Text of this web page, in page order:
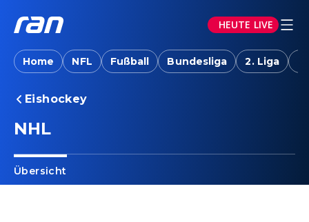
HEUTE LIVE
Home NFL Fußball Bundesliga 2. Liga
Eishockey
NHL
Übersicht